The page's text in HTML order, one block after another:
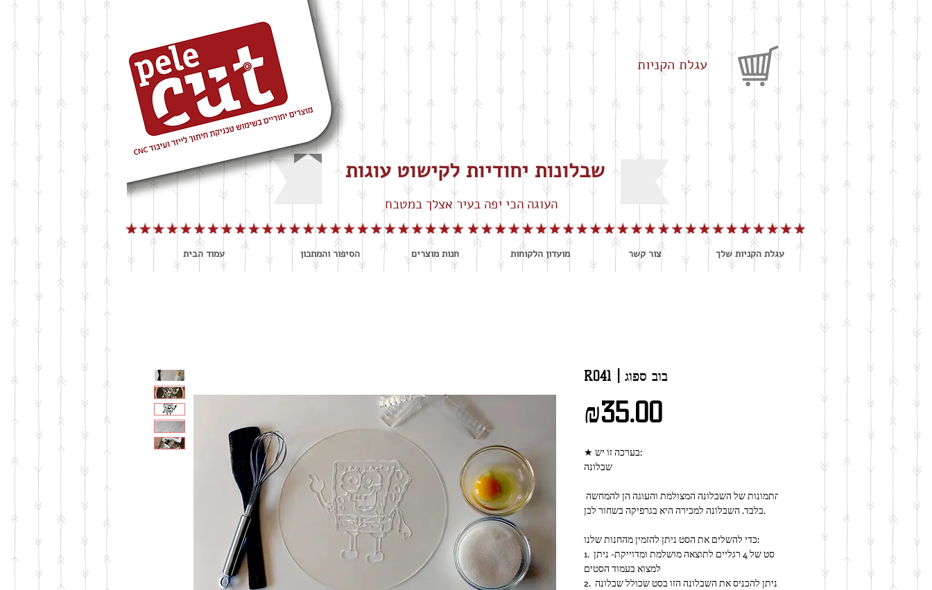
העוגה הכי יפה בעיר אצלך במטבח
עגלת הקניות
שבלונות יחודיות לקישוט עוגות
עמוד הבית הסיפור והמתכון חנות מוצרים מועדון הלקוחות צור קשר עגלת הקניות שלך
R041 | בוב ספוג
₪35.00מחיר
★ בערכה זו יש:
שבלונה
בלבד. השבלונה למכירה היא בגרפיקה בשחור לבן.
כדי להשלים את הסט ניתן להזמין מהחנות שלנו:
1. סט של 4 רגליים לתוצאה מושלמת ומדוייקת- ניתן
למצוא בעמוד הסטים
2. ניתן להכניס את השבלונה הזו בסט שכולל שבלונה